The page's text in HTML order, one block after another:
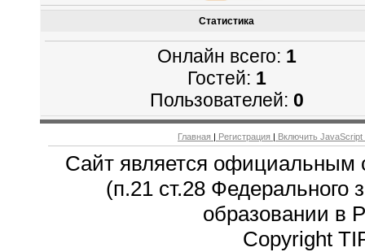
Статистика
Онлайн всего: 1
Гостей: 1
Пользователей: 0
Главная | Регистрация | Включить JavaScript
Сайт является официальным
(п.21 ст.28 Федерального
образовании в
Copyright